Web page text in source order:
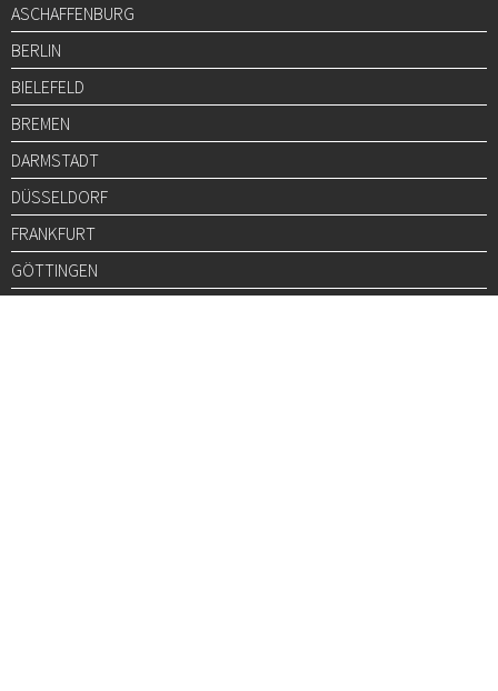
ASCHAFFENBURG
BERLIN
BIELEFELD
BREMEN
DARMSTADT
DÜSSELDORF
FRANKFURT
GÖTTINGEN